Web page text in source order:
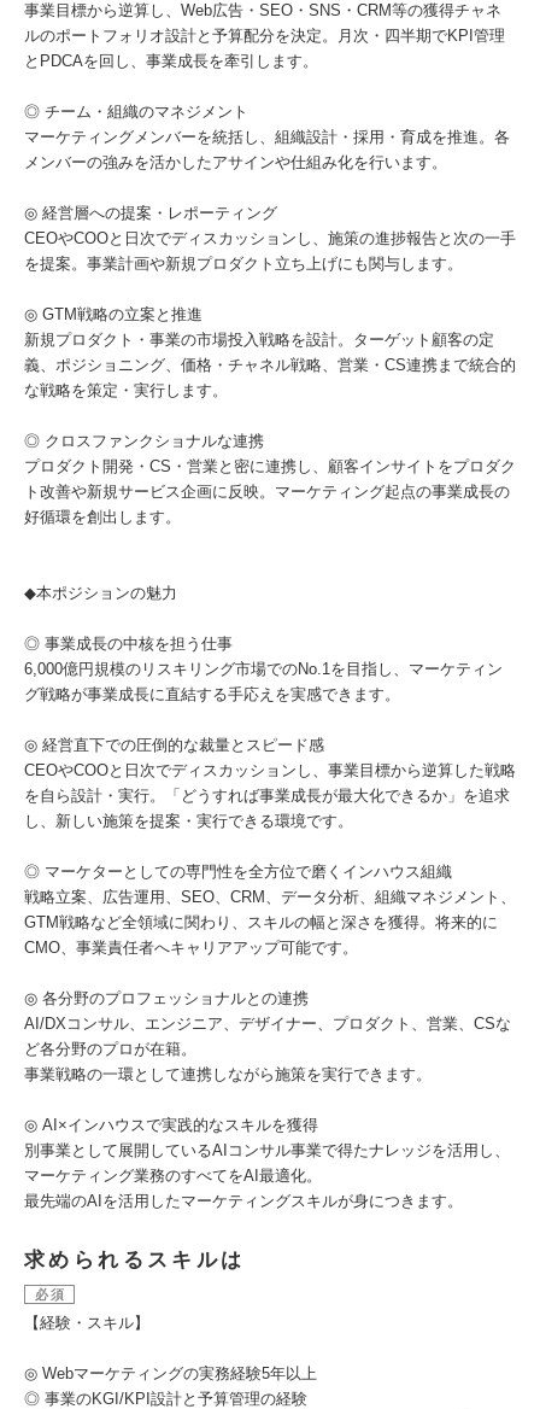
事業目標から逆算し、Web広告・SEO・SNS・CRM等の獲得チャネ
ルのポートフォリオ設計と予算配分を決定。月次・四半期でKPI管理
とPDCAを回し、事業成長を牽引します。
◎ チーム・組織のマネジメント
マーケティングメンバーを統括し、組織設計・採用・育成を推進。各
メンバーの強みを活かしたアサインや仕組み化を行います。
◎ 経営層への提案・レポーティング
CEOやCOOと日次でディスカッションし、施策の進捗報告と次の一手
を提案。事業計画や新規プロダクト立ち上げにも関与します。
◎ GTM戦略の立案と推進
新規プロダクト・事業の市場投入戦略を設計。ターゲット顧客の定
義、ポジショニング、価格・チャネル戦略、営業・CS連携まで統合的
な戦略を策定・実行します。
◎ クロスファンクショナルな連携
プロダクト開発・CS・営業と密に連携し、顧客インサイトをプロダク
ト改善や新規サービス企画に反映。マーケティング起点の事業成長の
好循環を創出します。
◆本ポジションの魅力
◎ 事業成長の中核を担う仕事
6,000億円規模のリスキリング市場でのNo.1を目指し、マーケティン
グ戦略が事業成長に直結する手応えを実感できます。
◎ 経営直下での圧倒的な裁量とスピード感
CEOやCOOと日次でディスカッションし、事業目標から逆算した戦略
を自ら設計・実行。「どうすれば事業成長が最大化できるか」を追求
し、新しい施策を提案・実行できる環境です。
◎ マーケターとしての専門性を全方位で磨くインハウス組織
戦略立案、広告運用、SEO、CRM、データ分析、組織マネジメント、
GTM戦略など全領域に関わり、スキルの幅と深さを獲得。将来的に
CMO、事業責任者へキャリアアップ可能です。
◎ 各分野のプロフェッショナルとの連携
AI/DXコンサル、エンジニア、デザイナー、プロダクト、営業、CSな
ど各分野のプロが在籍。
事業戦略の一環として連携しながら施策を実行できます。
◎ AI×インハウスで実践的なスキルを獲得
別事業として展開しているAIコンサル事業で得たナレッジを活用し、
マーケティング業務のすべてをAI最適化。
最先端のAIを活用したマーケティングスキルが身につきます。
求められるスキルは
必須
【経験・スキル】
◎ Webマーケティングの実務経験5年以上
◎ 事業のKGI/KPI設計と予算管理の経験